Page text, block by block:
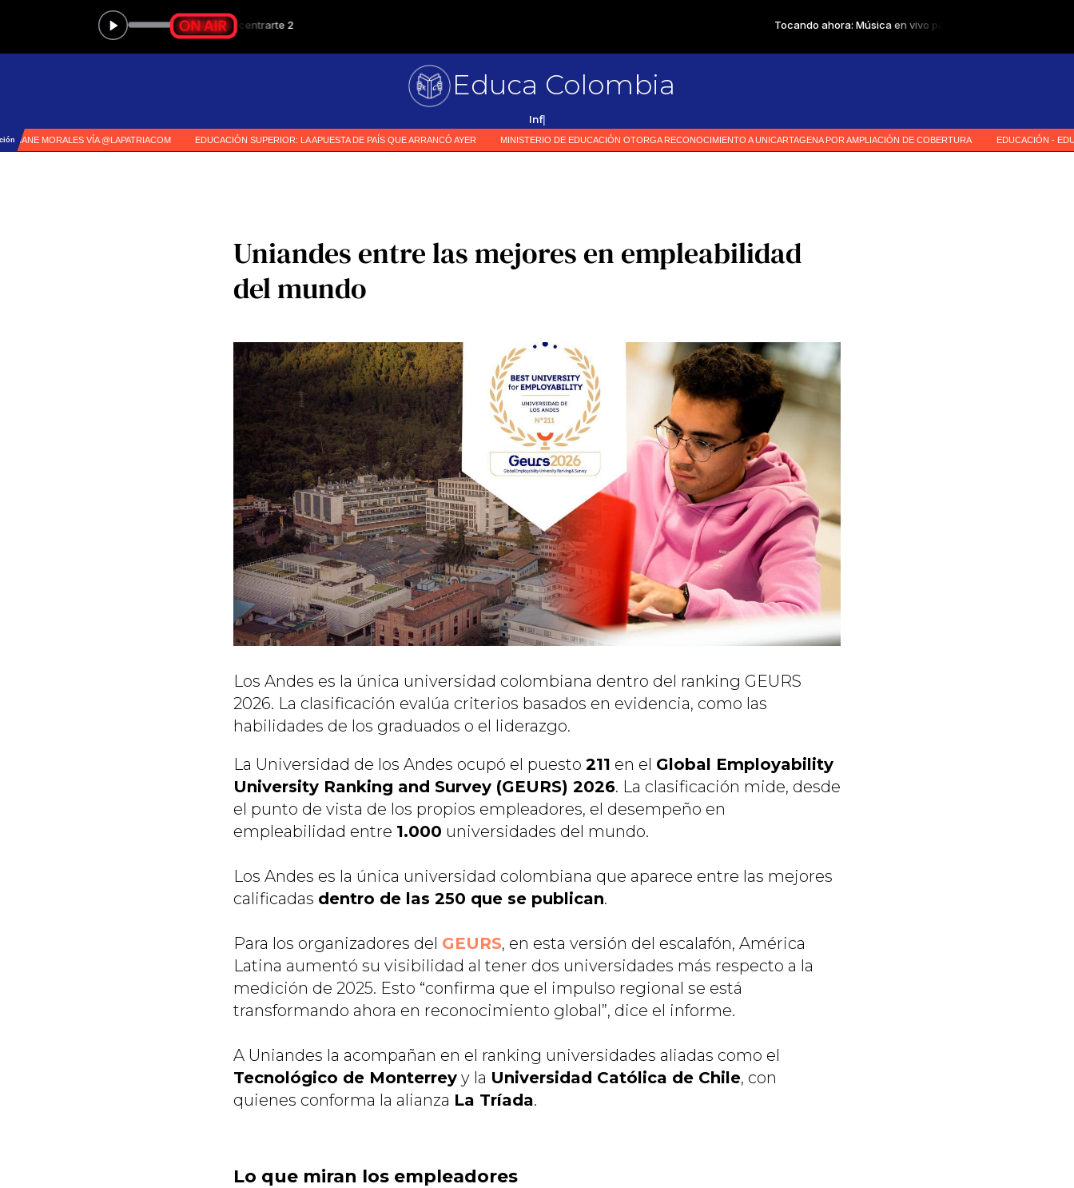
Educa Colombia
Prim
Uniandes entre las mejores en empleabilidad
del mundo
Los Andes es la única universidad colombiana dentro del ranking GEURS
2026. La clasificación evalúa criterios basados en evidencia, como las
habilidades de los graduados o el liderazgo.
La Universidad de los Andes ocupó el puesto 211 en el Global Employability
University Ranking and Survey (GEURS) 2026. La clasificación mide, desde
el punto de vista de los propios empleadores, el desempeño en
empleabilidad entre 1.000 universidades del mundo.
Los Andes es la única universidad colombiana que aparece entre las mejores
calificadas dentro de las 250 que se publican.
Para los organizadores del GEURS, en esta versión del escalafón, América
Latina aumentó su visibilidad al tener dos universidades más respecto a la
medición de 2025. Esto “confirma que el impulso regional se está
transformando ahora en reconocimiento global”, dice el informe.
A Uniandes la acompañan en el ranking universidades aliadas como el
Tecnológico de Monterrey y la Universidad Católica de Chile, con
quienes conforma la alianza La Tríada.
Lo que miran los empleadores